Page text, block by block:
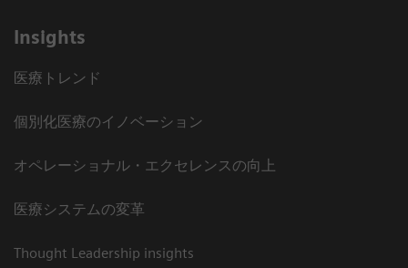
Insights
医療トレンド
個別化医療のイノベーション
オペレーショナル・エクセレンスの向上
医療システムの変革
Thought Leadership insights